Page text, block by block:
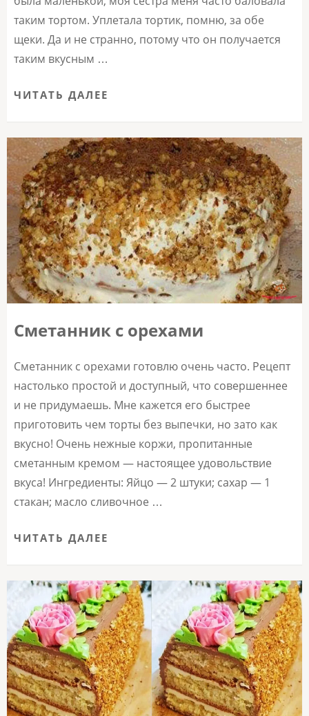
таким тортом. Уплетала тортик, помню, за обе
щеки. Да и не странно, потому что он получается
таким вкусным …
ЧИТАТЬ ДАЛЕЕ
Сметанник с орехами
Сметанник с орехами готовлю очень часто. Рецепт
настолько простой и доступный, что совершеннее
и не придумаешь. Мне кажется его быстрее
приготовить чем торты без выпечки, но зато как
вкусно! Очень нежные коржи, пропитанные
сметанным кремом — настоящее удовольствие
вкуса! Ингредиенты: Яйцо — 2 штуки; сахар — 1
стакан; масло сливочное …
ЧИТАТЬ ДАЛЕЕ